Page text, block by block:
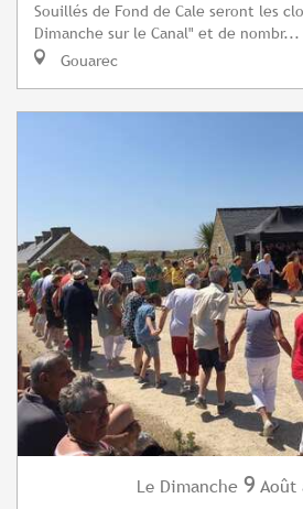
Souillés de Fond de Cale seront les
Dimanche sur le Canal" et de nombr...
Gouarec
Le Dimanche 9 Août